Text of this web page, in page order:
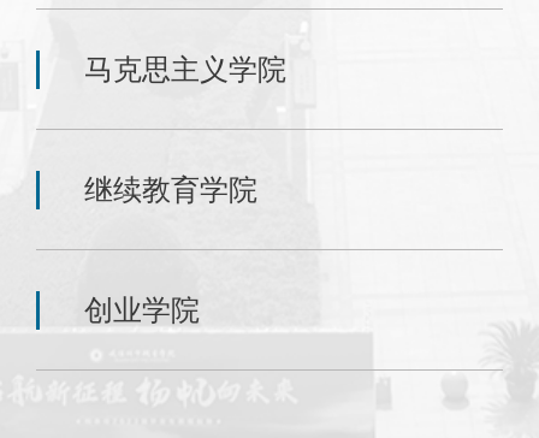
马克思主义学院
继续教育学院
创业学院